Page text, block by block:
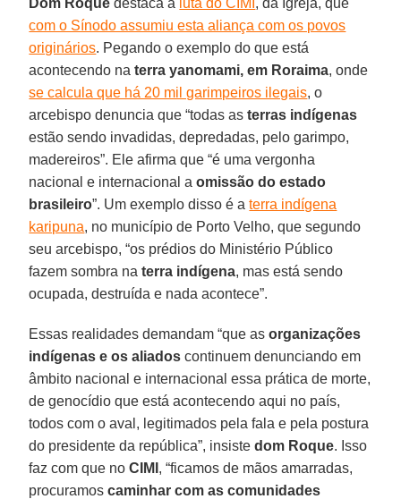
com o Sínodo assumiu esta aliança com os povos
originários. Pegando o exemplo do que está
acontecendo naterra yanomami, em Roraima, onde
se calcula que há 20 mil garimpeiros ilegais, o
arcebispo denuncia que “todas asterras indígenas
estão sendo invadidas, depredadas, pelo garimpo,
madereiros”. Ele afirma que “é uma vergonha
nacional e internacional aomissão do estado
brasileiro”. Um exemplo disso é aterra indígena
karipuna, no município de Porto Velho, que segundo
seu arcebispo, “os prédios do Ministério Público
fazem sombra naterra indígena, mas está sendo
ocupada, destruída e nada acontece”.
Essas realidades demandam “que asorganizações
indígenas e os aliados continuem denunciando em
âmbito nacional e internacional essa prática de morte,
de genocídio que está acontecendo aqui no país,
todos com o aval, legitimados pela fala e pela postura
do presidente da república”, insistedom Roque. Isso
faz com que noCIMI , “ficamos de mãos amarradas,
procuramoscaminhar com as comunidades